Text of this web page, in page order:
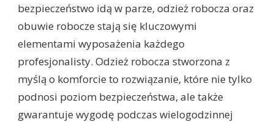
bezpieczeństwo idą w parze, odzież robocza oraz
obuwie robocze stają się kluczowymi
elementami wyposażenia każdego
profesjonalisty. Odzież robocza stworzona z
myślą o komforcie to rozwiązanie, które nie tylko
podnosi poziom bezpieczeństwa, ale także
gwarantuje wygodę podczas wielogodzinnej